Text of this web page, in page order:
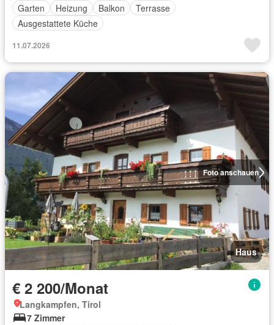
Garten
Heizung Balkon
Terrasse
Ausgestattete Küche
11.07.2026
Foto anschauen
Haus
€ 2 200/Monat
Langkampfen, Tirol
7 Zimmer